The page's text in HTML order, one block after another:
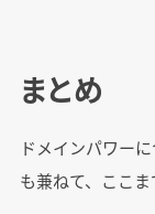
まとめ
ドメインパワー
も兼ねて、ここま